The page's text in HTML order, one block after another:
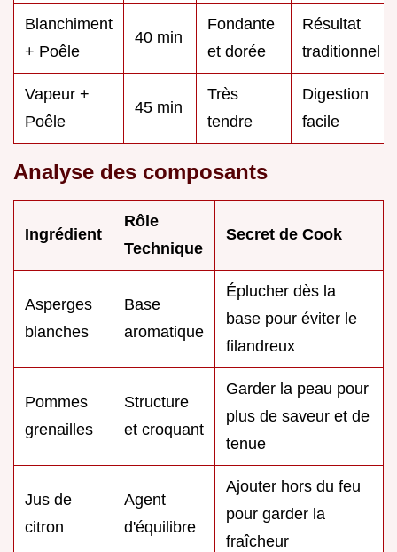
Blanchiment
+ Poêle
40 min
Fondante
et dorée
Résultat
traditionnel
Vapeur +
Poêle
45 min
Très
tendre
Digestion
facile
Analyse des composants
Ingrédient
Rôle
Technique
Secret de Cook
Asperges
blanches
Base
aromatique
Éplucher dès la
base pour éviter le
filandreux
Pommes
grenailles
Structure
et croquant
Garder la peau pour
plus de saveur et de
tenue
Jus de
citron
Agent
d'équilibre
Ajouter hors du feu
pour garder la
fraîcheur